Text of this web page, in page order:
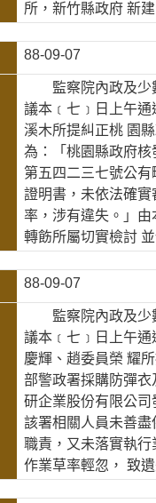
所，新竹縣政府 新
88-09-07
監察院內政及少
議本﹝七﹞日上午通
溪木所提糾正桃 園
為：「桃園縣政府核
第五四二三七號公有
證明書，未依法確實
率，涉有違失。」
轉飭所屬切實檢討
88-09-07
監察院內政及少
議本﹝七﹞日上午通
慶輝、趙委員榮 耀
部警政署採購防彈
研企業股份有限公司
該署相關人員未善盡
職責，又未落實執
作業草率輕忽， 致